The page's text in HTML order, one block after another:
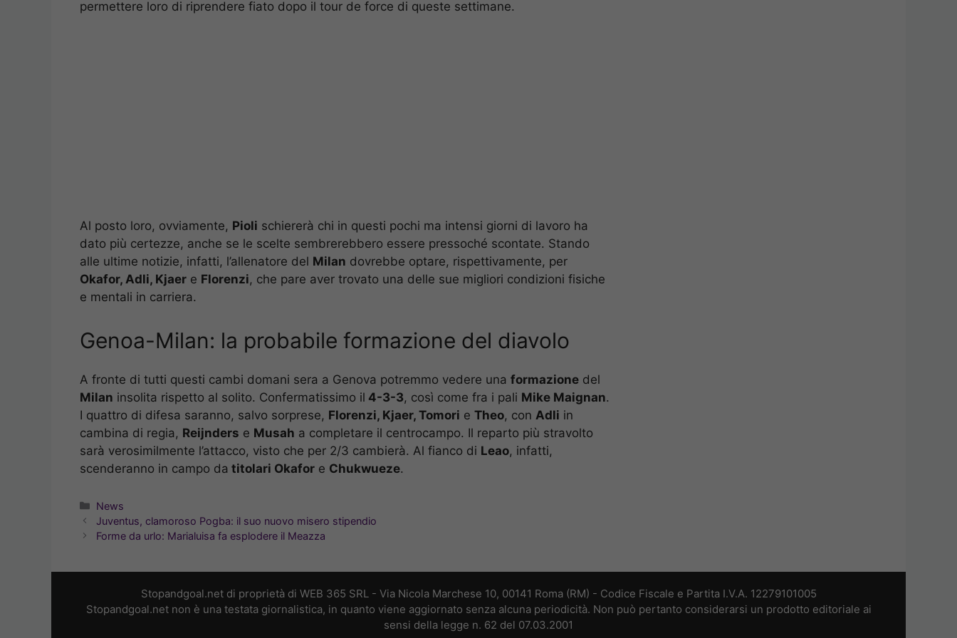
permettere loro di riprendere fiato dopo il tour de force di queste settimane.
Al posto loro, ovviamente, Pioli schiererà chi in questi pochi ma intensi giorni di lavoro ha
dato più certezze, anche se le scelte sembrerebbero essere pressoché scontate. Stando
alle ultime notizie, infatti, l’allenatore del Milan dovrebbe optare, rispettivamente, per
Okafor, Adli, Kjaer e Florenzi, che pare aver trovato una delle sue migliori condizioni fisiche
e mentali in carriera.
Genoa-Milan: la probabile formazione del diavolo
A fronte di tutti questi cambi domani sera a Genova potremmo vedere una formazione del
Milan insolita rispetto al solito. Confermatissimo il 4-3-3, così come fra i pali Mike Maignan.
I quattro di difesa saranno, salvo sorprese, Florenzi, Kjaer, Tomori e Theo, con Adli in
cambina di regia, Reijnders e Musah a completare il centrocampo. Il reparto più stravolto
sarà verosimilmente l’attacco, visto che per 2/3 cambierà. Al fianco di Leao, infatti,
scenderanno in campo da titolari Okafor e Chukwueze.
Categorie
News
Juventus, clamoroso Pogba: il suo nuovo misero stipendio
Forme da urlo: Marialuisa fa esplodere il Meazza
Stopandgoal.net di proprietà di WEB 365 SRL - Via Nicola Marchese 10, 00141 Roma (RM) - Codice Fiscale e Partita I.V.A. 12279101005
Stopandgoal.net non è una testata giornalistica, in quanto viene aggiornato senza alcuna periodicità. Non può pertanto considerarsi un prodotto editoriale ai
sensi della legge n. 62 del 07.03.2001